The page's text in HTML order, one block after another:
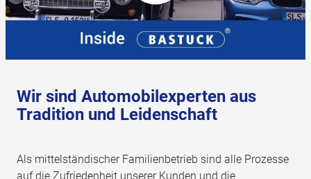
Wir sind Automobilexperten aus
Tradition und Leidenschaft
Als mittelständischer Familienbetrieb sind alle Prozesse
auf die Zufriedenheit unserer Kunden und die